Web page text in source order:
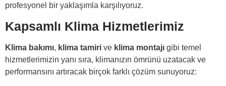
profesyonel bir yaklaşımla karşılıyoruz.
Kapsamlı Klima Hizmetlerimiz
Klima bakımı, klima tamiri ve klima montajı gibi temel
hizmetlerimizin yanı sıra, klimanızın ömrünü uzatacak ve
performansını artıracak birçok farklı çözüm sunuyoruz: